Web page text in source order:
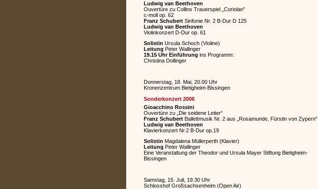
Ludwig van Beethoven
Ouvertüre zu Collins Trauerspiel „Coriolan”
c-moll op. 62
Franz SchubertSinfonie Nr. 2 B-Dur D 125
Ludwig van Beethoven
Violinkonzert D-Dur op. 61
Solistin Ursula Schoch (Violine)
Leitung Peter Wallinger
19.15 Uhr Einführung ins Programm:
Christina Dollinger
Donnerstag, 18. Mai, 20.00 Uhr
Kronenzentrum Bietigheim-Bissingen
Sonderkonzert 2006
Gioacchino Rossini
Ouvertüre zu „Die seidene Leiter“
Franz SchubertBallettmusik Nr. 2 aus „Rosamunde, Fürstin von Zypern“
Ludwig van Beethoven
Klavierkonzert Nr.2 B-Dur op.19
Solistin Magdalena Müllerperth (Klavier)
Leitung Peter Wallinger
Eine Veranstaltung der Theodor und Ursula Mayer Stiftung Bietigheim-
Bissingen
Samstag, 15. Juli, 19.30 Uhr
Schlosshof Großsachsenheim (Open Air)